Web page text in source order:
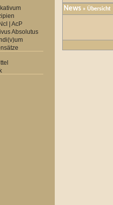
| AcP
Absolutus
News » Übersicht